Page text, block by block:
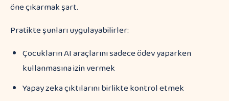
öne çıkarmak şart.
Pratikte şunları uygulayabilirler:
Çocukların AI araçlarını sadece ödev yaparken
kullanmasına izin vermek
Yapay zeka çıktılarını birlikte kontrol etmek